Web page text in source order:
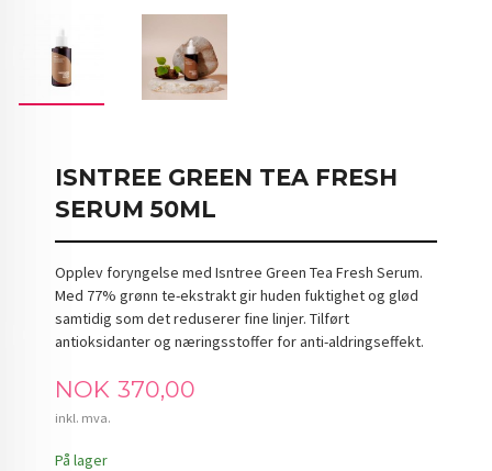
ISNTREE GREEN TEA FRESH
SERUM 50ML
Opplev foryngelse med Isntree Green Tea Fresh Serum.
Med 77% grønn te-ekstrakt gir huden fuktighet og glød
samtidig som det reduserer fine linjer. Tilført
antioksidanter og næringsstoffer for anti-aldringseffekt.
Pris
NOK 370,00
inkl. mva.
På lager